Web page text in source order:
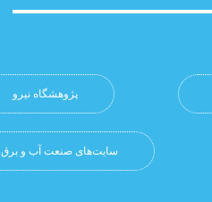
پژوهشگاه نيرو
سایت‌های صنعت آب و برق